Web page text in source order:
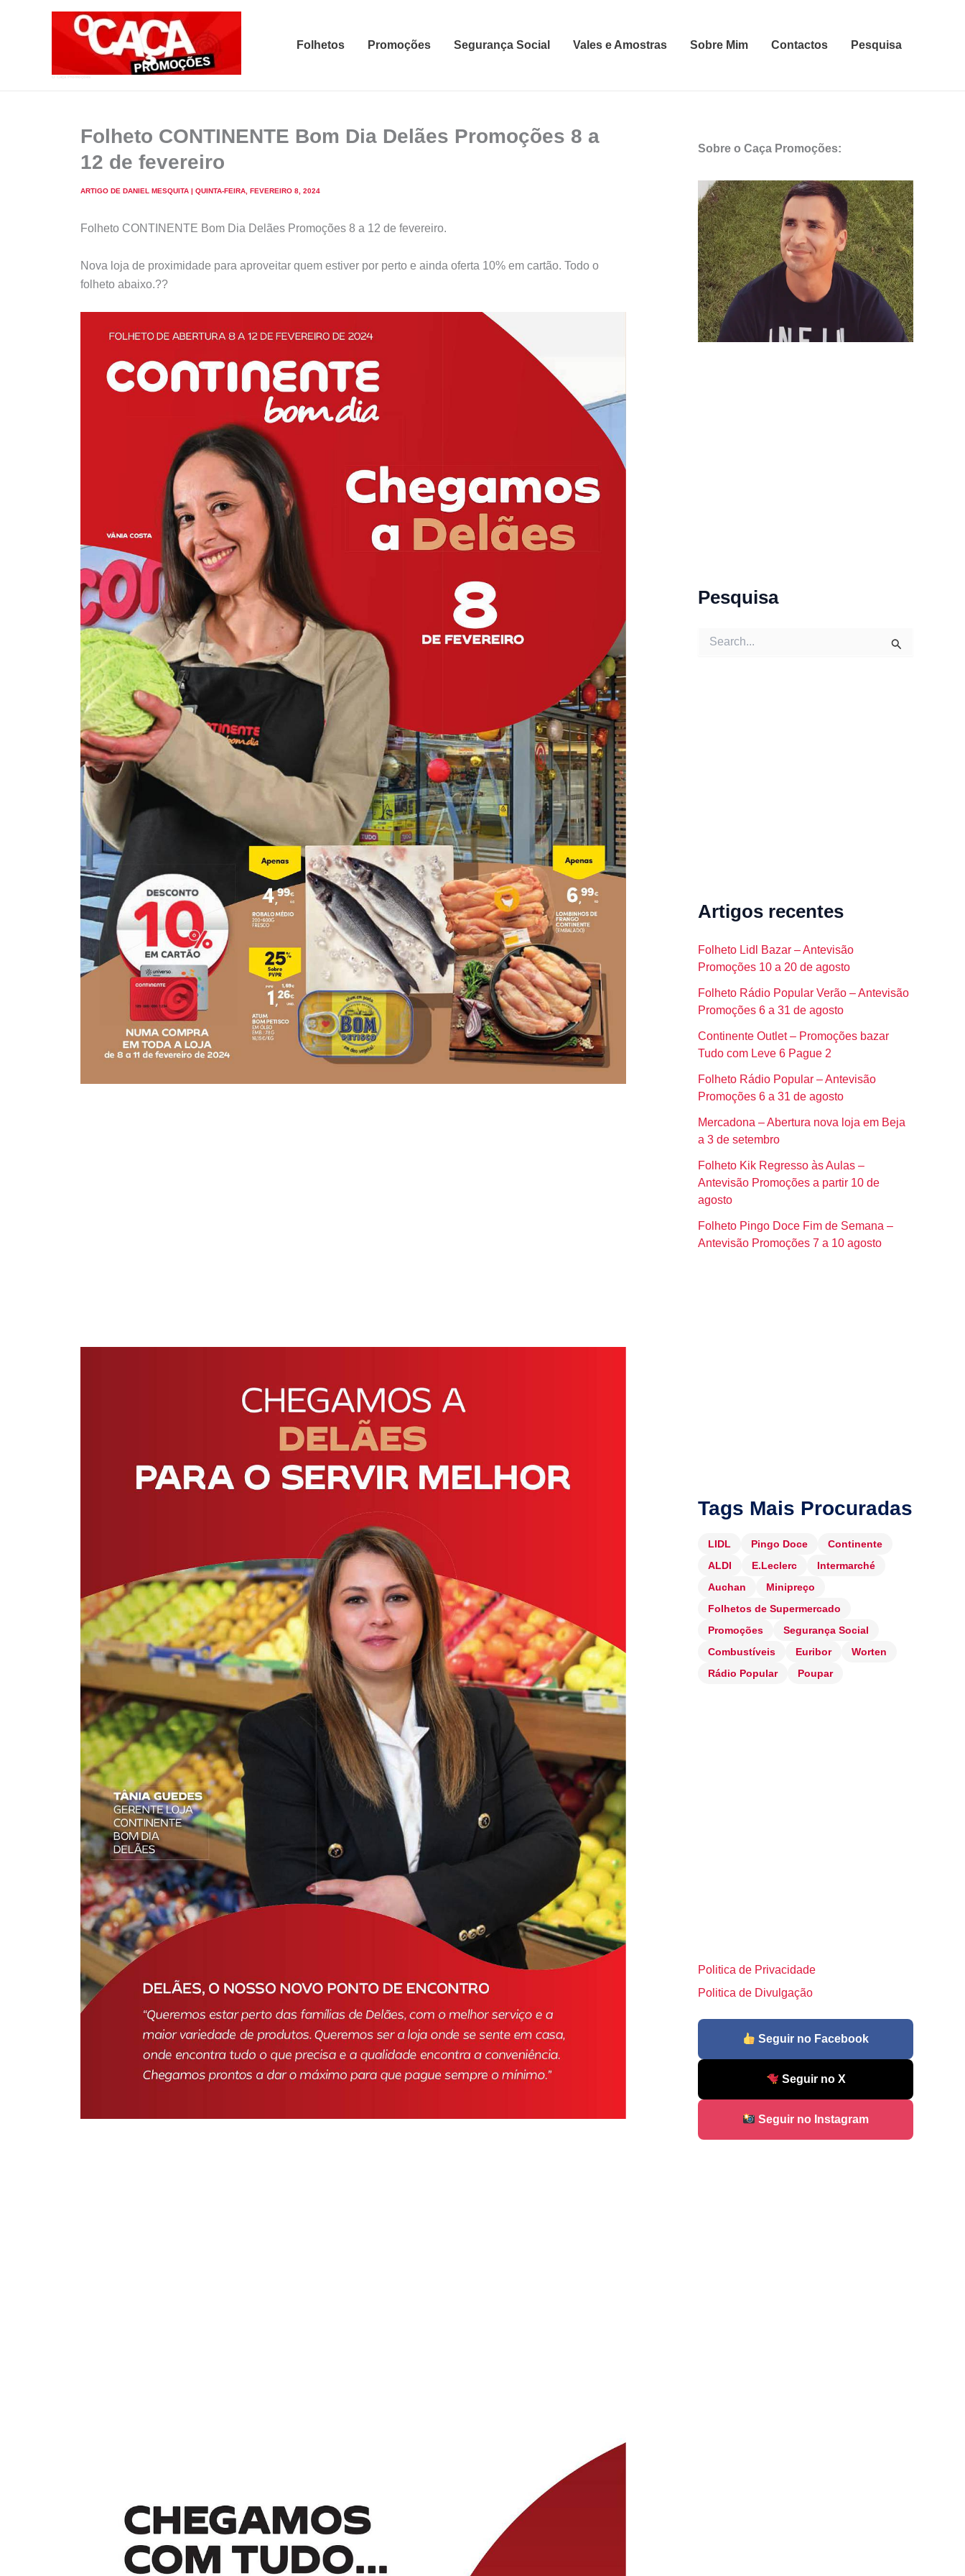
Folhetos Promoções Segurança Social Vales e Amostras Sobre Mim Contactos Pesquisa
Folheto CONTINENTE Bom Dia Delães Promoções 8 a
12 de fevereiro
ARTIGO DE DANIEL MESQUITA | QUINTA-FEIRA, FEVEREIRO 8, 2024
Folheto CONTINENTE Bom Dia Delães Promoções 8 a 12 de fevereiro.
Nova loja de proximidade para aproveitar quem estiver por perto e ainda oferta 10% em cartão. Todo o
folheto abaixo.??
Sobre o Caça Promoções:
Pesquisa
Artigos recentes
Folheto Lidl Bazar – Antevisão
Promoções 10 a 20 de agosto
Folheto Rádio Popular Verão – Antevisão
Promoções 6 a 31 de agosto
Continente Outlet – Promoções bazar
Tudo com Leve 6 Pague 2
Folheto Rádio Popular – Antevisão
Promoções 6 a 31 de agosto
Mercadona – Abertura nova loja em Beja
a 3 de setembro
Folheto Kik Regresso às Aulas –
Antevisão Promoções a partir 10 de
agosto
Folheto Pingo Doce Fim de Semana –
Antevisão Promoções 7 a 10 agosto
Tags Mais Procuradas
LIDL Pingo Doce
Continente
ALDI
E.Leclerc
Intermarché
Auchan
Minipreço
Folhetos de Supermercado
Promoções
Segurança Social
Combustíveis
Euribor
Worten
Rádio Popular
Poupar
Politica de Privacidade
Politica de Divulgação
Seguir no Facebook
Seguir no X
Seguir no Instagram